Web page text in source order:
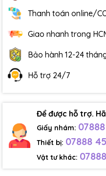
Thanh toán online/
Giao nhanh trong
Bảo hành 12-24
Hỗ trợ 24/7
Để được hỗ trợ.
Giấy nhám:
Thiết bị: 07888
Vật tư khác: